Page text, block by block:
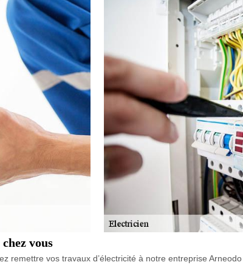
vous
remettre vos travaux d’électricité à notre entreprise